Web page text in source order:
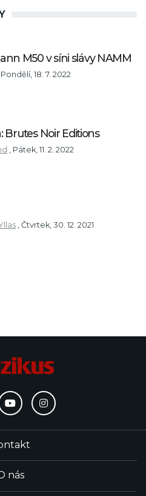
M50 v síni slávy NAMM
Pondělí, 18. 7. 2022
Brutes Noir Editions
, Pátek, 11. 2. 2022
, Čtvrtek, 30. 12. 2021
nás